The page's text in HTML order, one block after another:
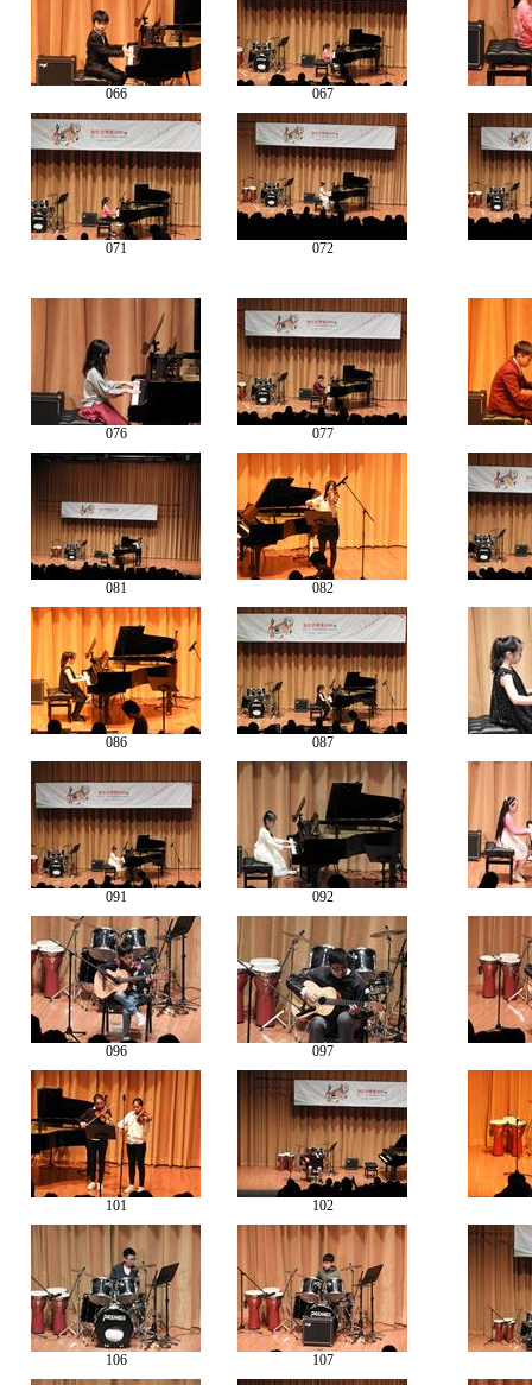
066 067
071 072
076 077
081 082
086 087
091 092
096 097
101 102
106 107